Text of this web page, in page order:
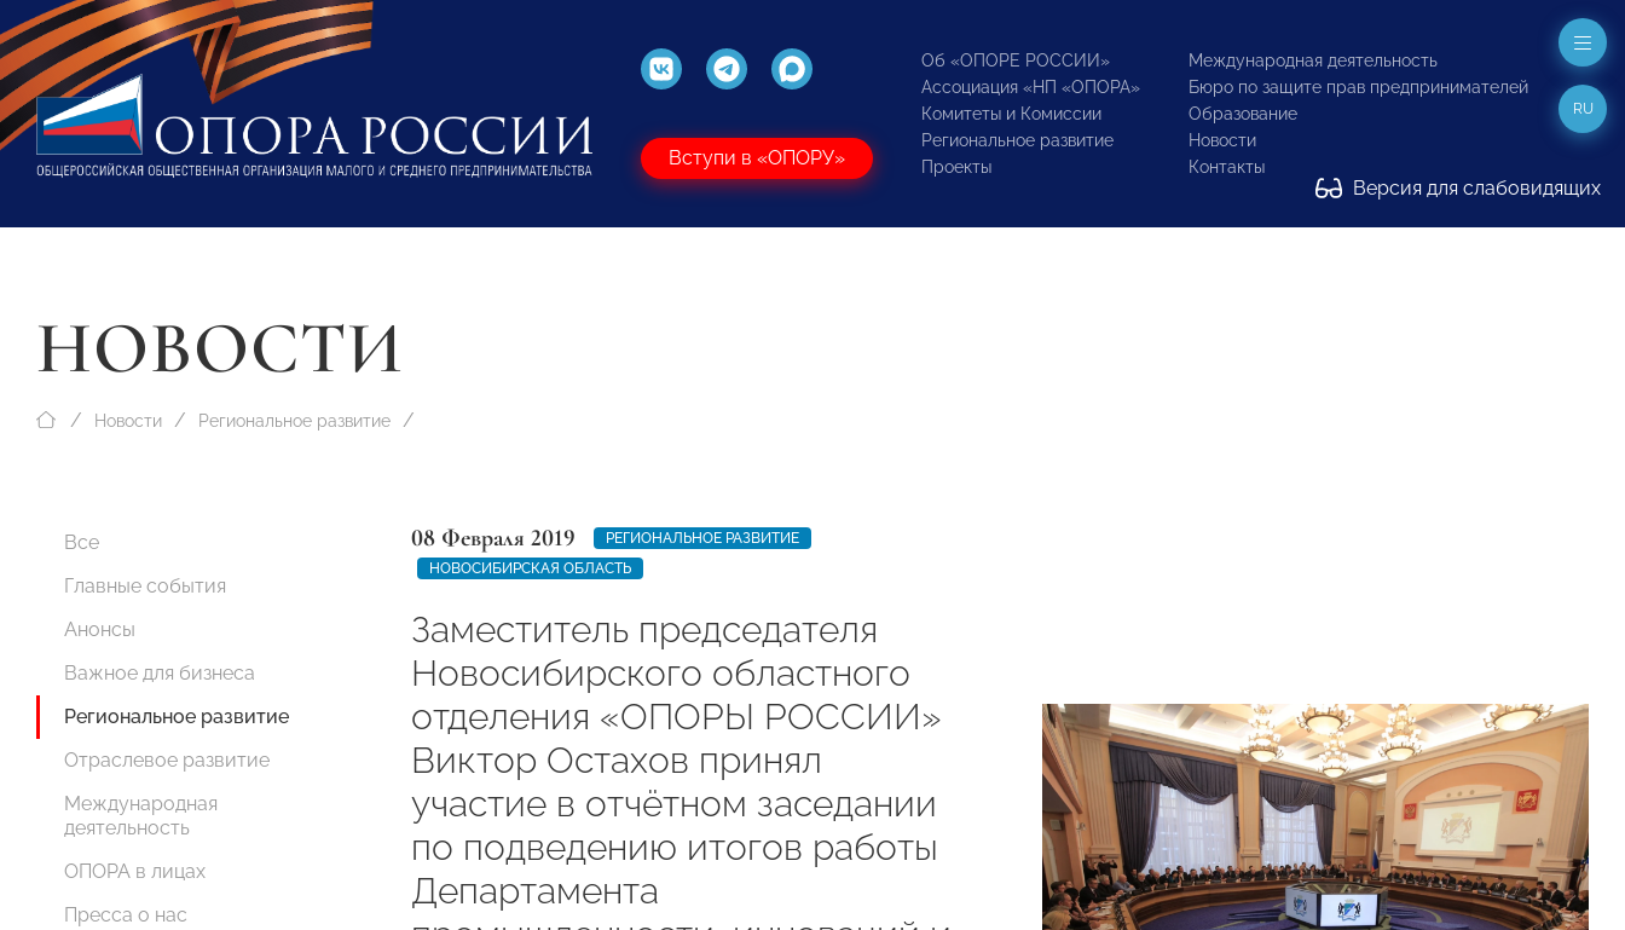
Вступи в «ОПОРУ»
Об «ОПОРЕ РОССИИ»
Ассоциация «НП «ОПОРА»
Комитеты и Комиссии
Региональное развитие
Проекты
Международная деятельность
Бюро по защите прав предпринимателей
Образование
Новости
Контакты
Версия для слабовидящих
RU
НОВОСТИ
Новости Региональное развитие
Все
Главные события
Анонсы
Важное для бизнеса
Региональное развитие
Отраслевое развитие
Международная
деятельность
ОПОРА в лицах
Пресса о нас
08 Февраля 2019
РЕГИОНАЛЬНОЕ РАЗВИТИЕ
НОВОСИБИРСКАЯ ОБЛАСТЬ
Заместитель председателя
Новосибирского областного
отделения «ОПОРЫ РОССИИ»
Виктор Остахов принял
участие в отчётном заседании
по подведению итогов работы
Департамента